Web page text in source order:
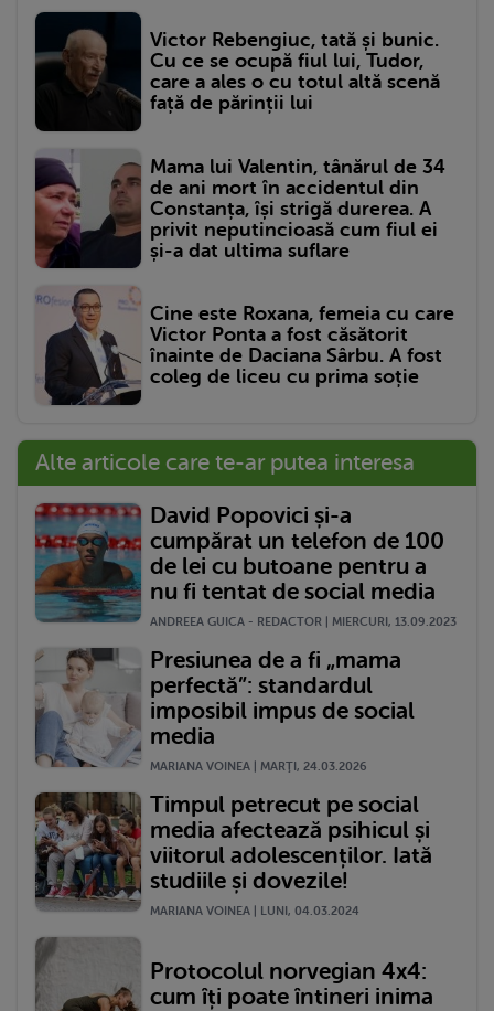
Victor Rebengiuc, tată și bunic.
Cu ce se ocupă fiul lui, Tudor,
care a ales o cu totul altă scenă
față de părinții lui
Mama lui Valentin, tânărul de 34
de ani mort în accidentul din
Constanța, își strigă durerea. A
privit neputincioasă cum fiul ei
și-a dat ultima suflare
Cine este Roxana, femeia cu care
Victor Ponta a fost căsătorit
înainte de Daciana Sârbu. A fost
coleg de liceu cu prima soție
Alte articole care te-ar putea interesa
David Popovici și-a
cumpărat un telefon de 100
de lei cu butoane pentru a
nu fi tentat de social media
ANDREEA GUICA - REDACTOR | MIERCURI, 13.09.2023
Presiunea de a fi „mama
perfectă”: standardul
imposibil impus de social
media
MARIANA VOINEA | MARŢI, 24.03.2026
Timpul petrecut pe social
media afectează psihicul și
viitorul adolescenților. Iată
studiile și dovezile!
MARIANA VOINEA | LUNI, 04.03.2024
Protocolul norvegian 4x4:
cum îți poate întineri inima